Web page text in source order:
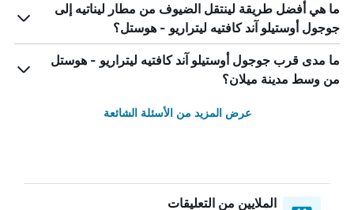
ما هي أفضل طريقة لينتقل الضيوف من مطار ليناتيه إلى
جوجول أوستيلو آند كافتيه ليتراريو - هوستل؟
ما مدى قرب جوجول أوستيلو آند كافتيه ليتراريو - هوستل
من وسط مدينة ميلان؟
عرض المزيد من الأسئلة الشائعة
الملايين من التعليقات